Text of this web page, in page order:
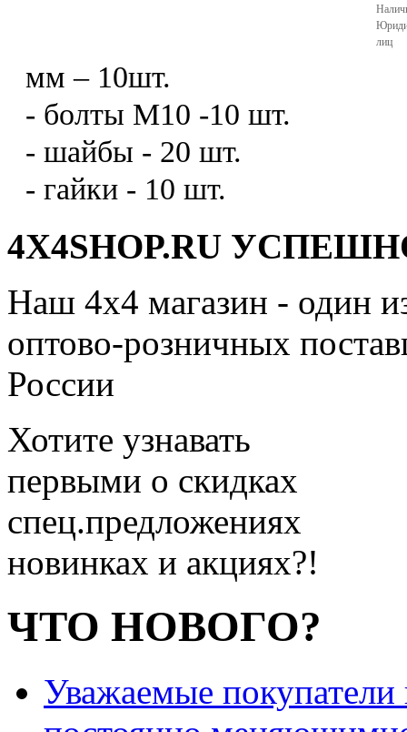
лиц
мм – 10шт.
- болты М10 -10 шт.
- шайбы - 20 шт.
- гайки - 10 шт.
4X4SHOP.RU
Наш 4x4 магазин - один
оптово-розничных
России
Хотите узнавать
первыми о скидках
спец.предложениях
новинках и акциях?!
ЧТО НОВОГО?
Уважаемые